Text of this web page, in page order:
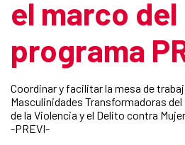
el marco del
programa
Coordinar y facilitar la mesa de
Masculinidades Transformadoras
de la Violencia y el Delito contra
-PREVI-